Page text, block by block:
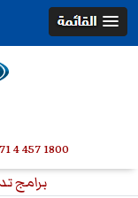
4 457 1800
برامج